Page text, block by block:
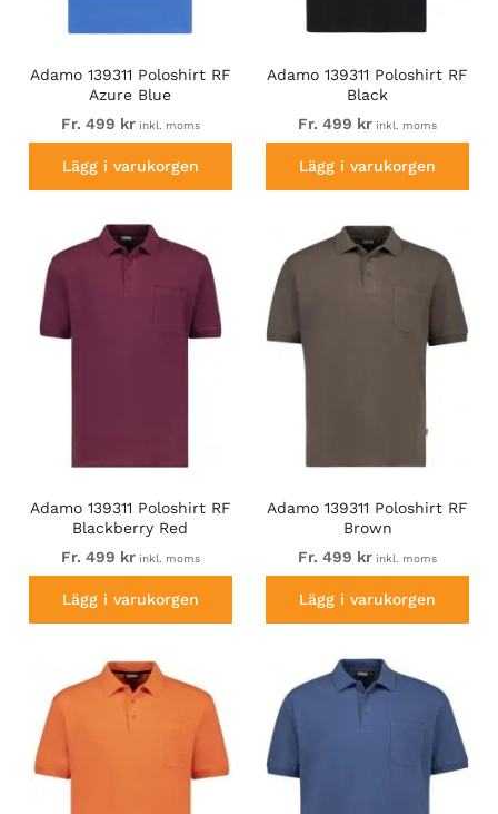
Adamo 139311 Poloshirt RF
Azure Blue
Fr. 499 krinkl. moms
Lägg i varukorgen
Adamo 139311 Poloshirt RF
Black
Fr. 499 kr inkl. moms
Lägg i varukorgen
Adamo 139311 Poloshirt RF
Blackberry Red
Fr. 499 krinkl. moms
Lägg i varukorgen
Adamo 139311 Poloshirt RF
Brown
Fr. 499 kr inkl. moms
Lägg i varukorgen